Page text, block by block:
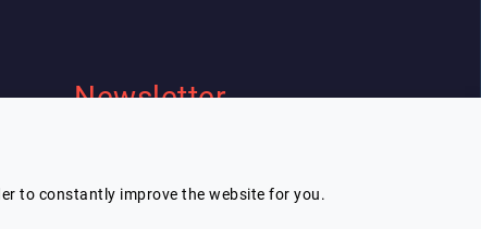
to constantly improve the website for you.
Newsletter
Je m'inscris